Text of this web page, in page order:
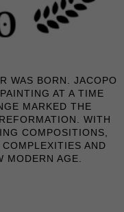
WAS BORN. JACOPO
AT A TIME
MARKED THE
WITH
COMPOSITIONS,
AND
MODERN AGE.
auf unserer
während andere uns
Informationen über die
Cookies. Sie
geben oder sich
so nur bestimmte